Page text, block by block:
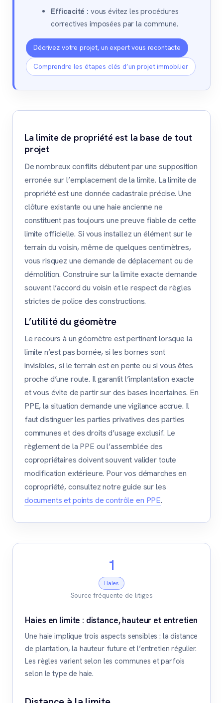
Efficacité : vous évitez les procédures
correctives imposées par la commune.
Décrivez votre projet, un expert vous recontacte
Comprendre les étapes clés d’un projet immobilier
La limite de propriété est la base de tout
projet
De nombreux conflits débutent par une supposition
erronée sur l’emplacement de la limite. La limite de
propriété est une donnée cadastrale précise. Une
clôture existante ou une haie ancienne ne
constituent pas toujours une preuve fiable de cette
limite officielle. Si vous installez un élément sur le
terrain du voisin, même de quelques centimètres,
vous risquez une demande de déplacement ou de
démolition. Construire sur la limite exacte demande
souvent l’accord du voisin et le respect de règles
strictes de police des constructions.
L’utilité du géomètre
Le recours à un géomètre est pertinent lorsque la
limite n’est pas bornée, si les bornes sont
invisibles, si le terrain est en pente ou si vous êtes
proche d’une route. Il garantit l’implantation exacte
et vous évite de partir sur des bases incertaines. En
PPE, la situation demande une vigilance accrue. Il
faut distinguer les parties privatives des parties
communes et des droits d’usage exclusif. Le
règlement de la PPE ou l’assemblée des
copropriétaires doivent souvent valider toute
modification extérieure. Pour vos démarches en
copropriété, consultez notre guide sur les
documents et points de contrôle en PPE.
1
Haies
Source fréquente de litiges
Haies en limite : distance, hauteur et entretien
Une haie implique trois aspects sensibles : la distance
de plantation, la hauteur future et l’entretien régulier.
Les règles varient selon les communes et parfois
selon le type de haie.